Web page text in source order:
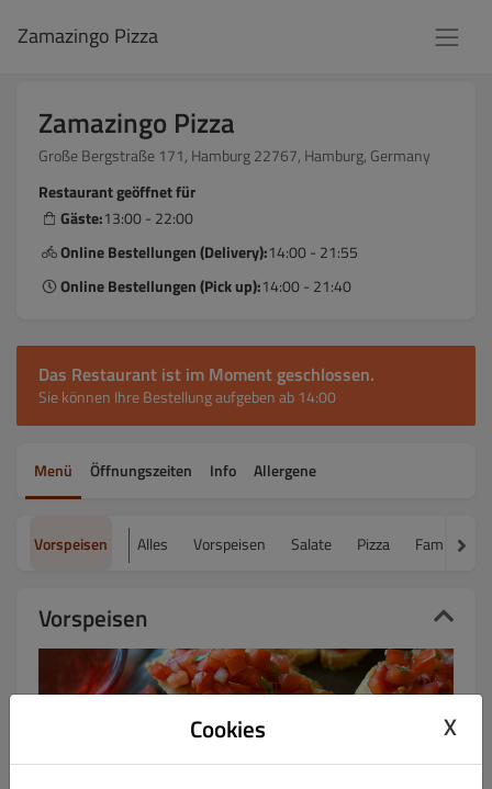
Zamazingo Pizza
Zamazingo Pizza
Große Bergstraße 171, Hamburg 22767, Hamburg, Germany
Restaurant geöffnet für
Gäste:13:00 - 22:00
Online Bestellungen (Delivery):14:00 - 21:55
Online Bestellungen (Pick up):14:00 - 21:40
Das Restaurant ist im Moment geschlossen.
Sie können Ihre Bestellung aufgeben ab 14:00
Menü Öffnungszeiten Info Allergene
Vorspeisen Alles Vorspeisen Salate Pizza
Vorspeisen
€ 10.00
Cookies X